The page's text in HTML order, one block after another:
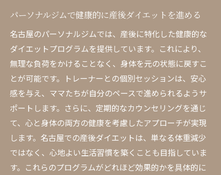
名古屋パーソナルジムの産後ダイエットで輝き
産後の輝きを取り戻す名古屋ジムの効果的
な方法
名古屋で自己愛を取り戻す産後ダイエット
の秘訣
名古屋での産後ダイエットで心身ともに輝
く
パーソナルジムで産後の輝きを名古屋で再
発見
名古屋のジムで産後の魅力を引き出す方法
パーソナルジムで健康的に産後ダイエットを進める
名古屋のパーソナルジムでは、産後に特化した健康的な
ダイエットプログラムを提供しています。これにより、
無理な負荷をかけることなく、身体を元の状態に戻すこ
とが可能です。トレーナーとの個別セッションは、安心
感を与え、ママたちが自分のペースで進められるようサ
ポートします。さらに、定期的なカウンセリングを通じ
て、心と身体の両方の健康を考慮したアプローチが実現
します。名古屋での産後ダイエットは、単なる体重減少
ではなく、心地よい生活習慣を築くことも目指していま
す。これらのプログラムがどれほど効果的かを具体的に